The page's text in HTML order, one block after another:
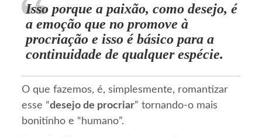
Isso porque a paixão, como desejo, é
a emoção que no promove à
procriação e isso é básico para a
continuidade de qualquer espécie.
O que fazemos, é, simplesmente, romantizar
esse “desejo de procriar” tornando-o mais
bonitinho e “humano”.